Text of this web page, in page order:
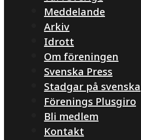
Meddelande
Arkiv
Idrott
Om föreningen
Svenska Press
Stadgar på svenska
Förenings Plusgiro
Bli medlem
Kontakt